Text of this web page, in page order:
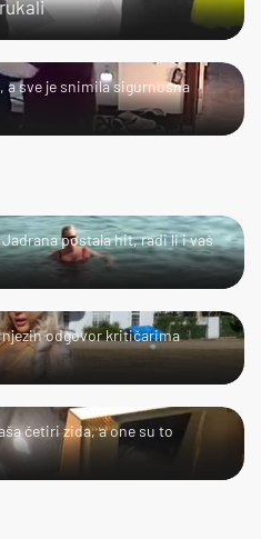
a sve je snimila sigurnosna
postala hit, radi li i vaš
njezin odgovor kritičarima
četiri zida, a one su to